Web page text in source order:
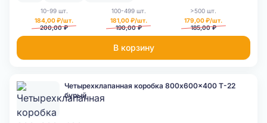
10-99 шт.
184,00 ₽/шт.
200,00 ₽
100-499 шт.
181,00 ₽/шт.
190,00 ₽
>500 шт.
179,00 ₽/шт.
185,00 ₽
В корзину
Четырехклапанная коробка 800x600x400 Т-22
бурый